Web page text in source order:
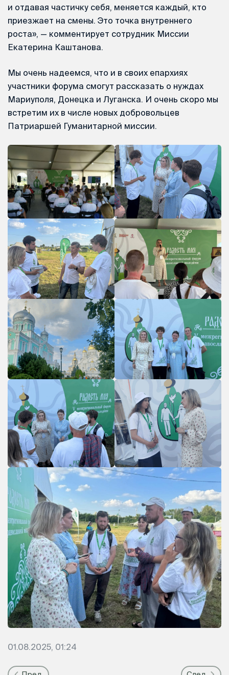
и отдавая частичку себя, меняется каждый, кто
приезжает на смены. Это точка внутреннего
роста», — комментирует сотрудник Миссии
Екатерина Каштанова.
Мы очень надеемся, что и в своих епархиях
участники форума смогут рассказать о нуждах
Мариуполя, Донецка и Луганска. И очень скоро мы
встретим их в числе новых добровольцев
Патриаршей Гуманитарной миссии.
01.08.2025, 01:24